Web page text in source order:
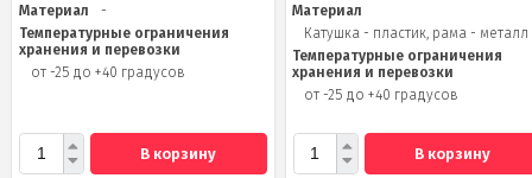
Материал
-
Температурные ограничения
хранения и перевозки
от -25 до +40 градусов
В корзину
Материал
Катушка - пластик, рама - металл
Температурные ограничения
хранения и перевозки
от -25 до +40 градусов
В корзину